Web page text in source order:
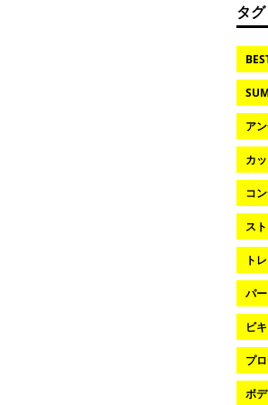
タグ
ア
カ
コ
ス
ト
パ
ビ
プ
ボ